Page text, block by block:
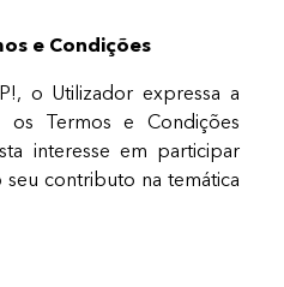
e Condições
o Utilizador expressa a
os Termos e Condições
interesse em participar
seu contributo na temática